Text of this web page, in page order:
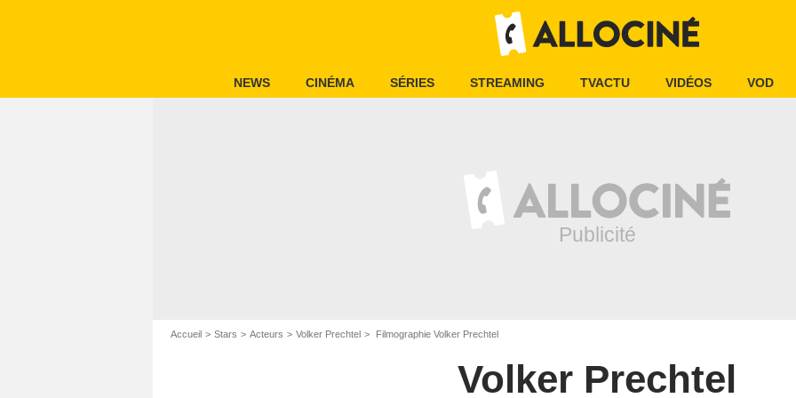
NEWS CINÉMA SÉRIES STREAMING TVACTU VIDÉOS VOD
Accueil Stars Acteurs Volker Prechtel Filmographie Volker Prechtel
Volker Prechtel